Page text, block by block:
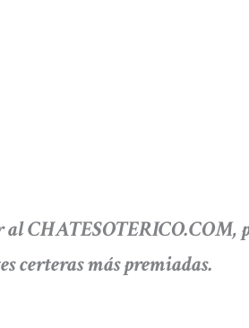
CHATESOTERICO.COM,
certeras más premiadas.